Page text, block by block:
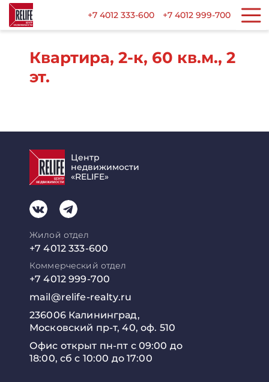
+7 4012 333-600 +7 4012 999-700
Квартира, 2-к, 60 кв.м., 2
эт.
Центр
недвижимости
«RELIFE»
Жилой отдел
+7 4012 333-600
Коммерческий отдел
+7 4012 999-700
mail@relife-realty.ru
236006 Калининград,
Московский пр-т, 40, оф. 510
Офис открыт пн-пт с 09:00 до
18:00, сб с 10:00 до 17:00